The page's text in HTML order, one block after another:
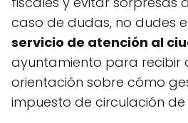
caso de dudas, no dudes
servicio de atención al
ayuntamiento para recibir
orientación sobre cómo
impuesto de circulación